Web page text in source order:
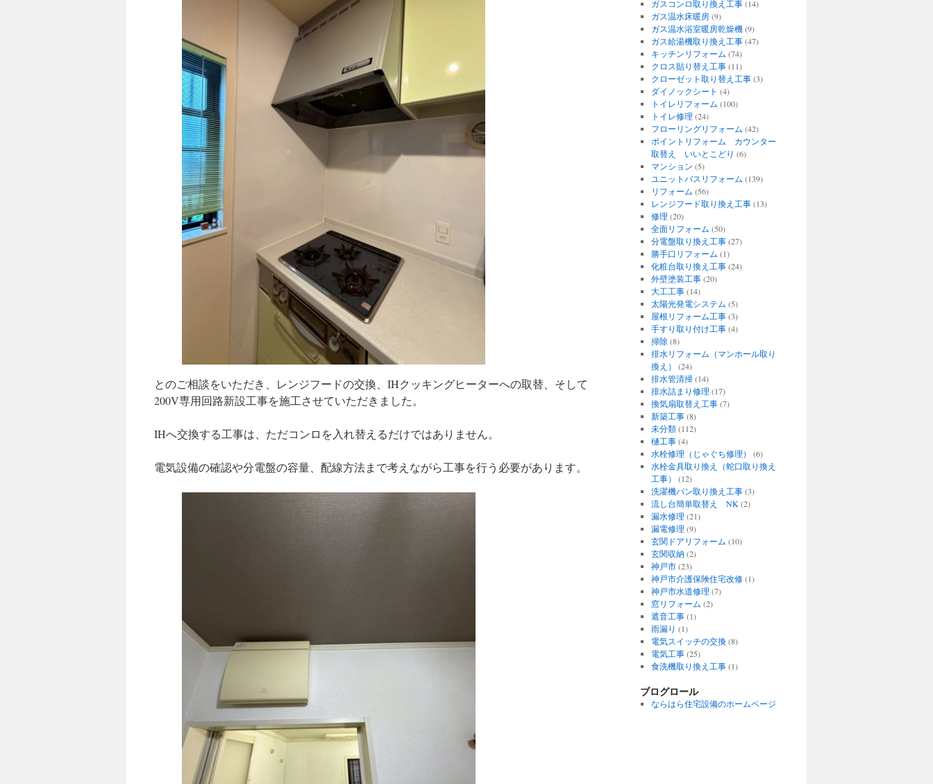
とのご相談をいただき、レンジフードの交換、IHクッキングヒーターへの取替、そして
200V専用回路新設工事を施工させていただきました。
IHへ交換する工事は、ただコンロを入れ替えるだけではありません。
電気設備の確認や分電盤の容量、配線方法まで考えながら工事を行う必要があります。
ガスコンロ取り換え工事(14)
ガス温水床暖房(9)
ガス温水浴室暖房乾燥機(9)
ガス給湯機取り換え工事(47)
キッチンリフォーム (74)
クロス貼り替え工事(11)
クローゼット取り替え工事(3)
ダイノックシート (4)
トイレリフォーム (100)
トイレ修理 (24)
フローリングリフォーム (42)
ポイントリフォーム カウンター
取替え いいとこどり (6)
マンション (5)
ユニットバスリフォーム (139)
リフォーム (56)
レンジフード取り換え工事(13)
修理 (20)
全面リフォーム (50)
分電盤取り換え工事(27)
勝手口リフォーム (1)
化粧台取り換え工事(24)
外壁塗装工事(20)
大工工事(14)
太陽光発電システム (5)
屋根リフォーム工事(3)
手すり取り付け工事(4)
掃除(8)
排水リフォーム（マンホール取り
換え）
(24)
排水管清掃(14)
排水詰まり修理 (17)
換気扇取替え工事(7)
新築工事(8)
未分類(112)
樋工事(4)
水栓修理（じゃぐち修理）
(6)
水栓金具取り換え（蛇口取り換え
工事）
(12)
洗濯機パン取り換え工事(3)
流し台簡単取替え NK (2)
漏水修理 (21)
漏電修理 (9)
玄関ドアリフォーム (10)
玄関収納(2)
神戸市(23)
神戸市介護保険住宅改修(1)
神戸市水道修理 (7)
窓リフォーム (2)
遮音工事(1)
雨漏り (1)
電気スイッチの交換(8)
電気工事(25)
食洗機取り換え工事(1)
ブログロール
ならはら住宅設備のホームページ